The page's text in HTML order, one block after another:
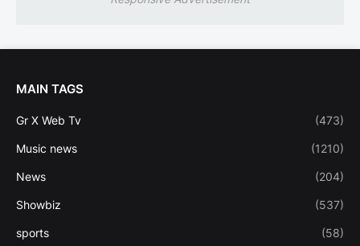
MAIN TAGS
Gr X Web Tv (473)
Music news (1210)
News (204)
Showbiz (537)
sports (58)